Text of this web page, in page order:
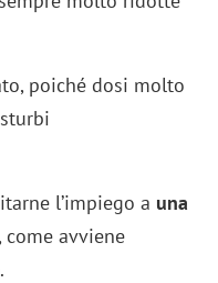
poiché dosi molto
l’impiego a una
, come avviene